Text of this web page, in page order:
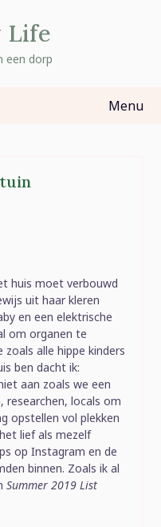
Life
een dorp
Menu
huis moet verbouwd
uit haar kleren
en een elektrische
om organen te
alle hippe kinders
ben dacht ik:
aan zoals we een
researchen, locals om
opstellen vol plekken
lief als mezelf
op Instagram en de
binnen. Zoals ik al
Summer 2019 List